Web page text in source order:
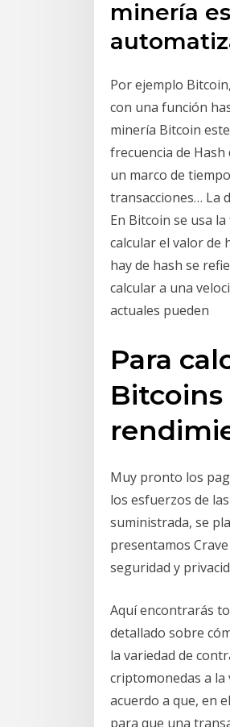
minería
Por ejemplo
con una función
minería Bitcoin
frecuencia de
un marco de
transacciones… La
En Bitcoin se usa
calcular el valor de
hay de hash se
calcular a una
actuales pueden
Para
Bitcoins
Muy pronto los
los esfuerzos de
suministrada, se
presentamos
seguridad y
Aquí encontrarás
detallado sobre
la variedad de
criptomonedas a la
acuerdo a que, en
para que una